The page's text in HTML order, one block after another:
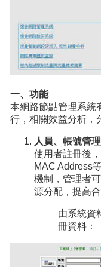
一、功能
本網路節點管理系統
行，相關效益分析，
人員、帳號管
使用者註冊後
MAC Address
機制，管理者
源分配，提高
由系統資
冊資料：